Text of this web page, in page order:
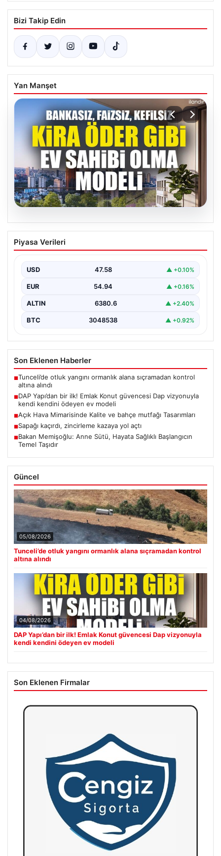
Bizi Takip Edin
Yan Manşet
04.08.2026
DAP Yapı’dan bir ilk! Emlak Konut
güvencesi Dap vizyonuyla kendi
Piyasa Verileri
USD 47.58 ▲ +0.10%
EUR 54.94 ▲ +0.16%
ALTIN 6380.6 ▲ +2.40%
BTC 3048538 ▲ +0.92%
Son Eklenen Haberler
■Tunceli’de otluk yangını ormanlık alana sıçramadan kontrol
altına alındı
■DAP Yapı’dan bir ilk! Emlak Konut güvencesi Dap vizyonuyla
kendi kendini ödeyen ev modeli
■Açık Hava Mimarisinde Kalite ve bahçe mutfağı Tasarımları
■Sapağı kaçırdı, zincirleme kazaya yol açtı
■Bakan Memişoğlu: Anne Sütü, Hayata Sağlıklı Başlangıcın
Temel Taşıdır
Güncel
05/08/2026
Tunceli’de otluk yangını ormanlık alana sıçramadan kontrol
altına alındı
04/08/2026
DAP Yapı’dan bir ilk! Emlak Konut güvencesi Dap vizyonuyla
kendi kendini ödeyen ev modeli
Son Eklenen Firmalar